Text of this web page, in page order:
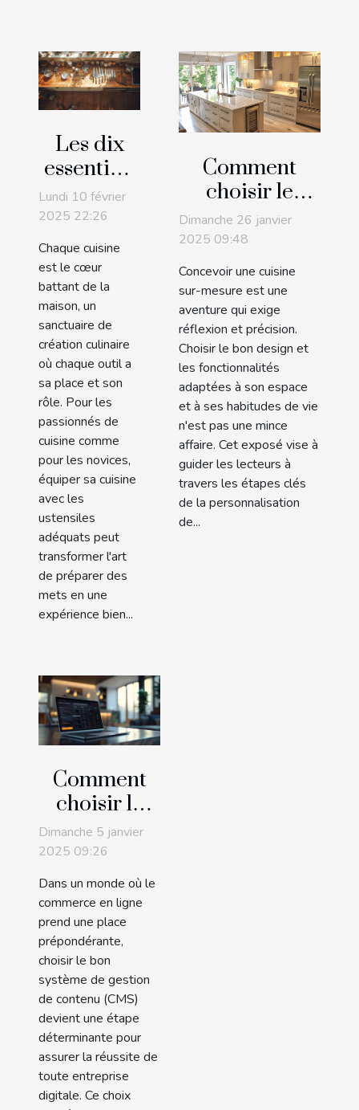
Les dix
essentiels
pour une
cuisine
bien
équipée
Lundi 10 février
2025 22:26
Chaque cuisine
est le cœur
battant de la
maison, un
sanctuaire de
création culinaire
où chaque outil a
sa place et son
rôle. Pour les
passionnés de
cuisine comme
pour les novices,
équiper sa cuisine
avec les
ustensiles
adéquats peut
transformer l'art
de préparer des
mets en une
expérience bien...
Comment
choisir le
design et les
fonctionnalités
pour une
cuisine sur-
mesure
Dimanche 26 janvier
2025 09:48
Concevoir une cuisine
sur-mesure est une
aventure qui exige
réflexion et précision.
Choisir le bon design et
les fonctionnalités
adaptées à son espace
et à ses habitudes de vie
n'est pas une mince
affaire. Cet exposé vise à
guider les lecteurs à
travers les étapes clés
de la personnalisation
de...
Comment
choisir le
bon CMS
pour votre
entreprise
en ligne
Dimanche 5 janvier
2025 09:26
Dans un monde où le
commerce en ligne
prend une place
prépondérante,
choisir le bon
système de gestion
de contenu (CMS)
devient une étape
déterminante pour
assurer la réussite de
toute entreprise
digitale. Ce choix